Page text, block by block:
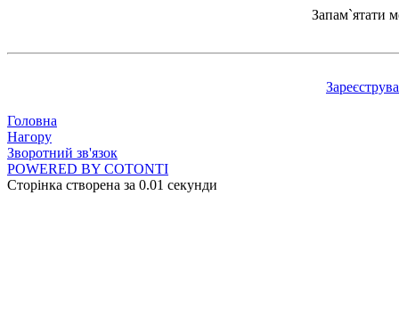
Запам`ятати
Головна
Нагору
Зворотний зв'язок
POWERED BY COTONTI
Сторінка створена за 0.01 секунди